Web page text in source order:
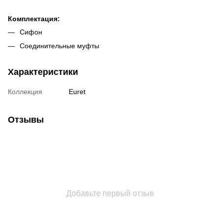
Комплектация:
Сифон
Соединительные муфты
Характеристики
Коллекция Euret
Отзывы
Добавьте первый отзыв